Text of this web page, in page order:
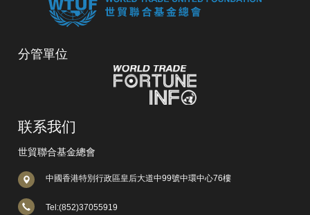
分管單位
联系我们
世貿聯合基金總會
中國香港特別行政區皇后大道中99號中環中心76樓
Tel:(852)37055919